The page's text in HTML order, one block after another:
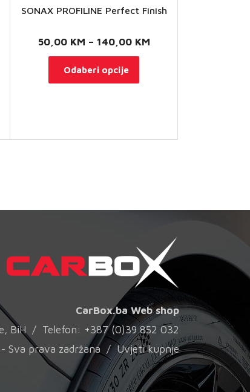
KM
SONAX PROFILINE Perfect Finish
50,00 KM – 140,00 KMRaspon
140,00 KM
Odaberi opcije
proizvod
varijanti.
stranici
proizvoda
CarBox.ba Web shop
BiH / Telefon: +387 (0)39 852 032
- Sva prava zadržana /Uvjeti kupnje